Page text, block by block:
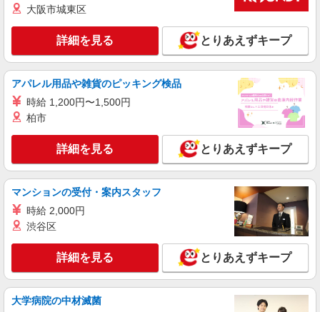
降：時給1230円〜 18時以降：時給1380円〜 19時
100円 ※アルバイトさんの時給や募集内容はお問
い合わせください
埼玉県ふじみ野市駒林元町2-1-20
キープ 詳細を見る
ヤオコー 上福岡駒林店
スーパーマーケットのレジスタッフ
＜パート時給＞ 時給1,230円〜1,580円（曜
日・時間帯による） 9時迄：時給1330円〜 9時以
降：時給1230円〜 18時以降：時給1380円〜 19時
以降：時給1480円〜 ★土曜＋100円 ★日・祝＋
い合わせください
埼玉県ふじみ野市駒林元町2-1-20
キープ 詳細を見る
アルバイト パート
ヤオコー ふじみ野大原店
スーパーマーケットの鮮魚スタッフ
＜パート時給＞ 時給1,330円〜1,680円（曜
日・時間帯による） 時給1330円〜 18時以降：時
給1480円〜 19時以降：時給1580円〜 ★土曜＋100
円 ★日・祝＋100円 ※アルバイトさんの時給や募
大阪市城東区
詳細を見る とりあえずキープ
アパレル用品や雑貨のピッキング検品
時給 1,200円〜1,500円
柏市
詳細を見る とりあえずキープ
マンションの受付・案内スタッフ
時給 2,000円
渋谷区
詳細を見る とりあえずキープ
大学病院の中材滅菌